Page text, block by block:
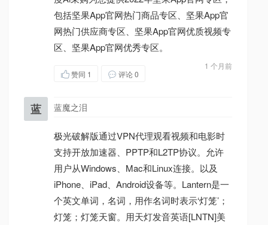
包括坚果App官网热门商品专区、坚果App官
网热门供应商专区、坚果App官网优质视频专
区、坚果App官网优秀专区。
1 个月前
赞同 1 评论 0
蓝 蓝魔之泪
极光破解版通过VPN代理观看视频和电影时
支持开放加速器、PPTP和L2TP协议。允许
用户从Windows、Mac和Linux连接。以及
iPhone、iPad、Android设备等。Lantern是一
个英文单词，名词，用作名词时表示‘灯笼’；
灯笼；灯笼天窗。用天灯发音英语[LNTN]美